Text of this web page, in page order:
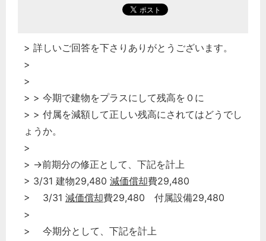
> 詳しいご回答を下さりありがとうございます。
>
>
> > 今期で建物をプラスにして残高を０に
> > 付属を減額して正しい残高にされてはどうでし
ょうか。
>
> →前期分の修正として、下記を計上
> 3/31 建物29,480 減価償却費29,480
> 3/31 減価償却費29,480 付属設備29,480
>
> 今期分として、下記を計上